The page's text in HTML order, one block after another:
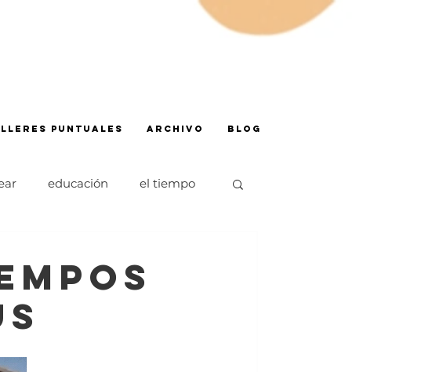
PUNTUALES ARCHIVO BLOG
educación el tiempo